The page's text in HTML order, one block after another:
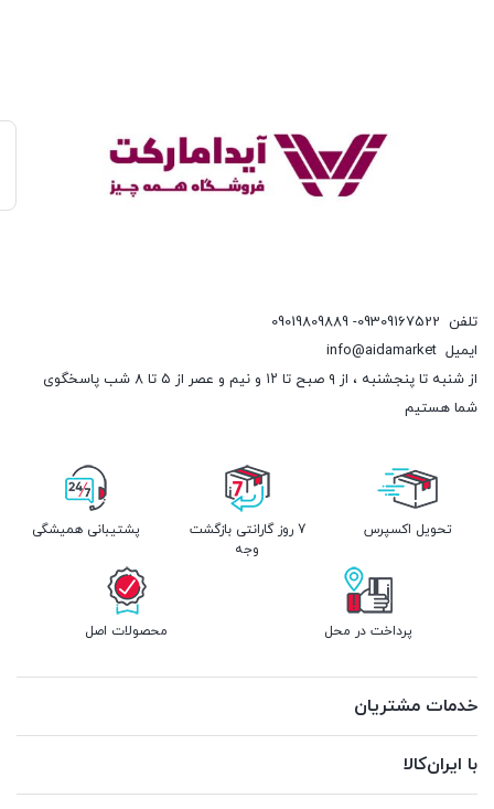
تلفن 09309167522- 09019809889
ایمیل info@aidamarket
از شنبه تا پنجشنبه ، از ۹ صبح تا ۱۲ و نیم و عصر از ۵ تا ۸ شب پاسخگوی
شما هستیم
تحویل اکسپرس
7 روز گارانتی بازگشت
وجه
پشتیبانی همیشگی
پرداخت در محل محصولات اصل
خدمات مشتریان
با ایران‌کالا